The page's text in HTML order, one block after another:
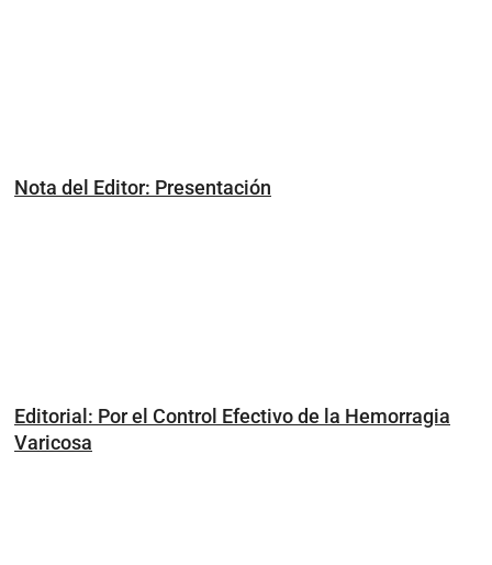
Nota del Editor: Presentación
Editorial: Por el Control Efectivo de la Hemorragia
Varicosa